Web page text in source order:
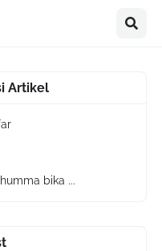
Artikel
bika ...